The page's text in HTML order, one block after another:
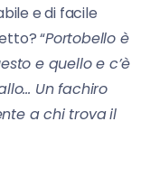
e di facile
“Portobello è
e quello e c’è
Un fachiro
a chi trovail